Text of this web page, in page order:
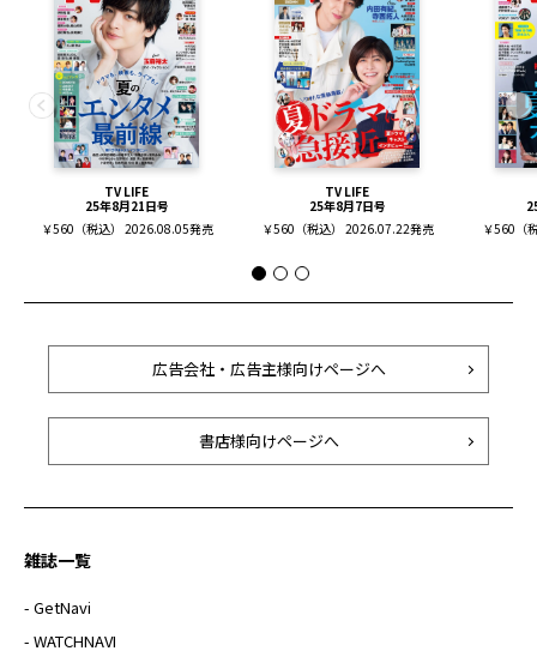
TV LIFE
25年8月21日号
￥560（税込） 2026.08.05発売
TV LIFE
25年8月7日号
￥560（税込） 2026.07.22発売
￥560（
広告会社・広告主様向けページへ
書店様向けページへ
雑誌一覧
- GetNavi
- WATCHNAVI